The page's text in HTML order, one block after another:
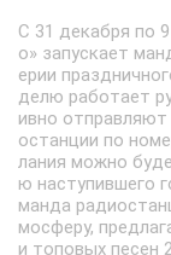
С 31 декабря по
о» запускает
ерии
делю работает
ивно
останции по
лания можно
ю наступившего
манда
мосферу,
и топовых песен